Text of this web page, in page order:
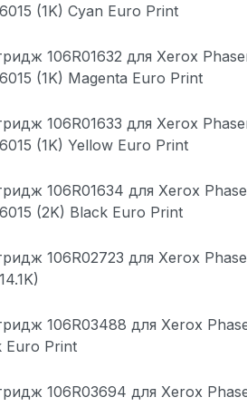
(1K) Cyan Euro Print
106R01632 для Xerox
(1K) Magenta Euro Print
106R01633 для Xerox
(1K) Yellow Euro Print
106R01634 для Xerox
(2K) Black Euro Print
106R02723 для Xerox
106R03488 для Xerox
Euro Print
106R03694 для Xerox